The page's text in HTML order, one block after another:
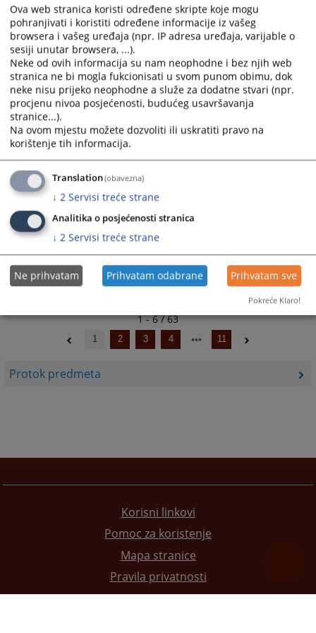
Protok predmeta
and
select
a
date.
Press
the
question
mark
key
to
get
the
keyboard
shortcuts
for
changing
dates.
and
select
a
date.
Press
the
question
key
to
the
keyboard
shortcuts
changing
dates.
Izvještaj o radu suda za period od 01.01. do 30.06.2026.
godine
Protok predmeta po referatima od 01.06. do 30.06.2026.
godine
Protok predmeta po referatima od 01.05. do 31.05.2026.
godine
Protok predmeta po referatima od 01.04. do 30.04.2026.
godine
1 - 6 / 63
1 2 3 4 11
Korisni linkovi
Pomoc za koristenje
Mapa stranice
Pravila privatnosti
Ova web stranica koristi određene skripte koje mogu
pohranjivati i koristiti određene informacije iz vašeg
browsera i vašeg uređaja (npr. IP adresa uređaja, varijable o
sesiji unutar browsera, ...).
Neke od ovih informacija su nam neophodne i bez njih web
stranica ne bi mogla fukcionisati u svom punom obimu, dok
neke nisu prijeko neophodne a služe za dodatne stvari (npr.
procjenu nivoa posjećenosti, budućeg usavršavanja
stranice...).
Na ovom mjestu možete dozvoliti ili uskratiti pravo na
korištenje tih informacija.
Translation(obavezna)
↓ 2 Servisi treće strane
Analitika o posjećenosti stranica
↓ 2 Servisi treće strane
Ne prihvatam Prihvatam odabrane Prihvatam sve
Pokreće Klaro!